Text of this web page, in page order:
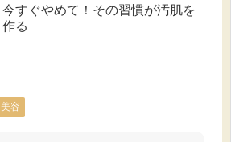
今すぐやめて！その習慣が汚肌を
作る
美容